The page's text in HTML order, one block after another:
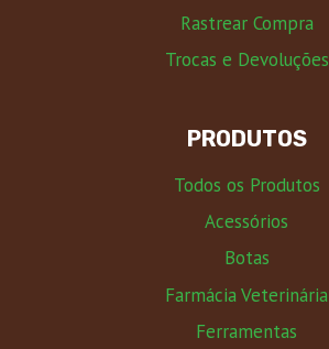
Rastrear Compra
Trocas e Devoluções
PRODUTOS
Todos os Produtos
Acessórios
Botas
Farmácia Veterinária
Ferramentas